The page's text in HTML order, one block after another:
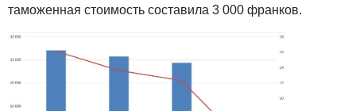
таможенная стоимость составила 3 000 франков.